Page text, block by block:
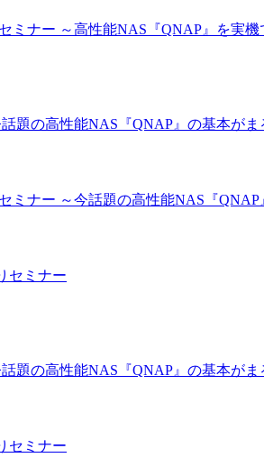
ミナー ～高性能NAS『QNAP』を実機
題の高性能NAS『QNAP』の基本がま
ミナー ～今話題の高性能NAS『
セミナー
題の高性能NAS『QNAP』の基本がま
セミナー